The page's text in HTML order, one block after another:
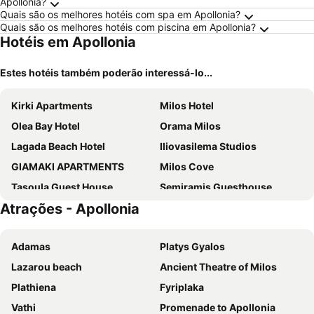
Quais são os melhores hotéis com spa em Apollonia?
Quais são os melhores hotéis com piscina em Apollonia?
Hotéis em Apollonia
Estes hotéis também poderão interessá-lo...
Kirki Apartments
Milos Hotel
Olea Bay Hotel
Orama Milos
Lagada Beach Hotel
Iliovasilema Studios
GIAMAKI APARTMENTS
Milos Cove
Tasoula Guest House
Semiramis Guesthouse
Arco Solium Suites
Hotel Ostria
Capetan Giorgantas
Anna Zisimos Rooms
Vigles
Golden Milos Beach House by Domotel
Anemoessa Studios
Orfeas
Afroessa Milos
Atrações - Apollonia
Adamas
Platys Gyalos
Lazarou beach
Ancient Theatre of Milos
Plathiena
Fyriplaka
Vathi
Promenade to Apollonia